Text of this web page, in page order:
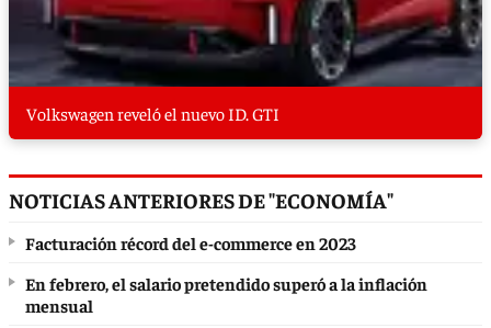
Volkswagen reveló el nuevo ID. GTI
NOTICIAS ANTERIORES DE "ECONOMÍA"
Facturación récord del e-commerce en 2023
En febrero, el salario pretendido superó a la inflación
mensual